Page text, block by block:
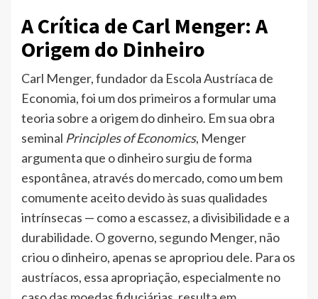
A Crítica de Carl Menger: A
Origem do Dinheiro
Carl Menger, fundador da Escola Austríaca de
Economia, foi um dos primeiros a formular uma
teoria sobre a origem do dinheiro. Em sua obra
seminal Principles of Economics, Menger
argumenta que o dinheiro surgiu de forma
espontânea, através do mercado, como um bem
comumente aceito devido às suas qualidades
intrínsecas — como a escassez, a divisibilidade e a
durabilidade. O governo, segundo Menger, não
criou o dinheiro, apenas se apropriou dele. Para os
austríacos, essa apropriação, especialmente no